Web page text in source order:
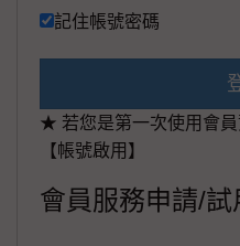
記住帳號密碼
★ 若您是第一次使用會
【帳號啟用】
會員服務申請/試